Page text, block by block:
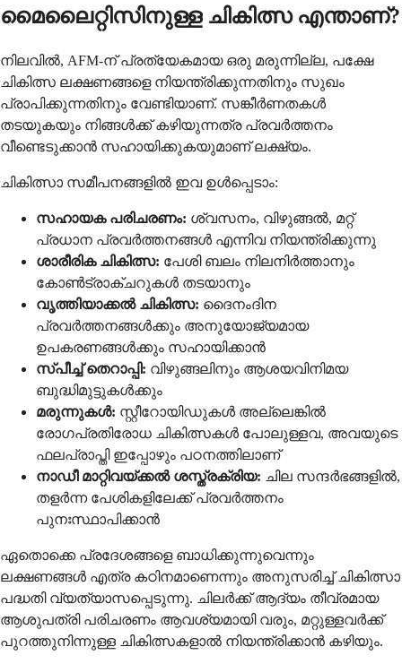
മൈലൈറ്റിസിനുള്ള ചികിത്സ എന്താണ്?
നിലവിൽ, AFM-ന് പ്രത്യേകമായ ഒരു മരുന്നില്ല, പക്ഷേ
ചികിത്സ ലക്ഷണങ്ങളെ നിയന്ത്രിക്കുന്നതിനും സുഖം
പ്രാപിക്കുന്നതിനും വേണ്ടിയാണ്. സങ്കീർണതകൾ
തടയുകയും നിങ്ങൾക്ക് കഴിയുന്നത്ര പ്രവർത്തനം
വീണ്ടെടുക്കാൻ സഹായിക്കുകയുമാണ് ലക്ഷ്യം.
ചികിത്സാ സമീപനങ്ങളിൽ ഇവ ഉൾപ്പെടാം:
സഹായക പരിചരണം: ശ്വസനം, വിഴുങ്ങൽ, മറ്റ്
പ്രധാന പ്രവർത്തനങ്ങൾ എന്നിവ നിയന്ത്രിക്കുന്നു
ശാരീരിക ചികിത്സ: പേശി ബലം നിലനിർത്താനും
കോൺട്രാക്ചറുകൾ തടയാനും
വൃത്തിയാക്കൽ ചികിത്സ: ദൈനംദിന
പ്രവർത്തനങ്ങൾക്കും അനുയോജ്യമായ
ഉപകരണങ്ങൾക്കും സഹായിക്കാൻ
സ്പീച്ച് തെറാപ്പി: വിഴുങ്ങലിനും ആശയവിനിമയ
ബുദ്ധിമുട്ടുകൾക്കും
മരുന്നുകൾ: സ്റ്റീറോയിഡുകൾ അല്ലെങ്കിൽ
രോഗപ്രതിരോധ ചികിത്സകൾ പോലുള്ളവ, അവയുടെ
ഫലപ്രാപ്തി ഇപ്പോഴും പഠനത്തിലാണ്
നാഡീ മാറ്റിവയ്ക്കൽ ശസ്ത്രക്രിയ: ചില സന്ദർഭങ്ങളിൽ,
തളർന്ന പേശികളിലേക്ക് പ്രവർത്തനം
പുനഃസ്ഥാപിക്കാൻ
ഏതൊക്കെ പ്രദേശങ്ങളെ ബാധിക്കുന്നുവെന്നും
ലക്ഷണങ്ങൾ എത്ര കഠിനമാണെന്നും അനുസരിച്ച് ചികിത്സാ
പദ്ധതി വ്യത്യാസപ്പെടുന്നു. ചിലർക്ക് ആദ്യം തീവ്രമായ
ആശുപത്രി പരിചരണം ആവശ്യമായി വരും, മറ്റുള്ളവർക്ക്
പുറത്തുനിന്നുള്ള ചികിത്സകളാൽ നിയന്ത്രിക്കാൻ കഴിയും.